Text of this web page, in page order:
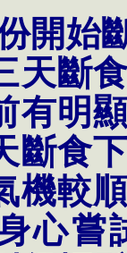
開始
天斷
有明
斷食
機較
心嘗